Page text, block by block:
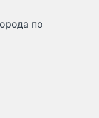
по